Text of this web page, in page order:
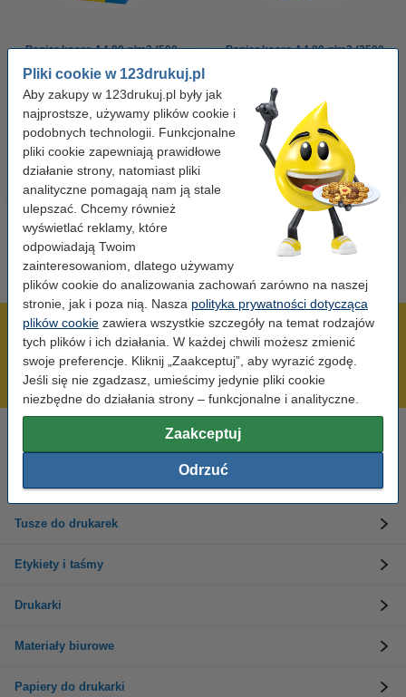
Pliki cookie w 123drukuj.pl
Aby zakupy w 123drukuj.pl były jak
najprostsze, używamy plików cookie i
podobnych technologii. Funkcjonalne
pliki cookie zapewniają prawidłowe
działanie strony, natomiast pliki
analityczne pomagają nam ją stale
ulepszać. Chcemy również
wyświetlać reklamy, które
odpowiadają Twoim
zainteresowaniom, dlatego używamy
plików cookie do analizowania zachowań zarówno na naszej
stronie, jak i poza nią. Nasza polityka prywatności dotycząca
plików cookie zawiera wszystkie szczegóły na temat rodzajów
tych plików i ich działania. W każdej chwili możesz zmienić
swoje preferencje. Kliknij „Zaakceptuj”, aby wyrazić zgodę.
Jeśli się nie zgadzasz, umieścimy jedynie pliki cookie
niezbędne do działania strony – funkcjonalne i analityczne.
Zaakceptuj
Odrzuć
Papier ksero A4 80 g/m2 (500
szt.), 123drukuj
23,00 zł z VAT
Papier ksero A4 80 g/m2 (2500
110,00 zł z VAT
600 tysięcy zadowolonych klientów
Wysyłka już dzisiaj!
Najniższe ceny!
Potrzebujesz pomocy?
Skontaktuj się z nami 123 123 270
Pn-Pt od 8:00 do 16:00
Tusze do drukarek
Etykiety i taśmy
Drukarki
Materiały biurowe
Papiery do drukarki